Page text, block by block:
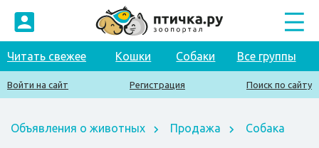
Читать свежее Кошки Собаки Все группы
Войти на сайт Регистрация Поиск по сайту
Объявления о животных Продажа Собака